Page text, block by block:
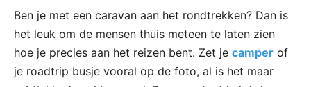
Ben je met een caravan aan het rondtrekken? Dan is
het leuk om de mensen thuis meteen te laten zien
hoe je precies aan het reizen bent. Zet je camper of
je roadtrip busje vooral op de foto, al is het maar